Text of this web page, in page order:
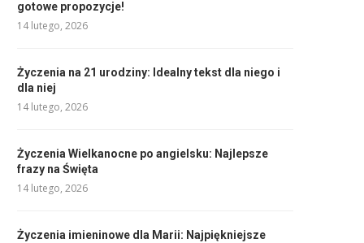
gotowe propozycje!
14 lutego, 2026
Życzenia na 21 urodziny: Idealny tekst dla niego i
dla niej
14 lutego, 2026
Życzenia Wielkanocne po angielsku: Najlepsze
frazy na Święta
14 lutego, 2026
Życzenia imieninowe dla Marii: Najpiękniejsze